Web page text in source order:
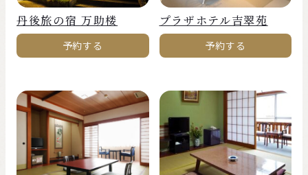
丹後旅の宿 万助楼
予約する
プラザホテル吉翠苑
予約する